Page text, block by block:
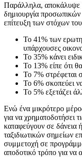
Παράλληλα, αποκάλυψε
δημιουργία
επίτευξη των στόχων
Το 41% των
υπάρχουσες
Το 35% κάνει
Το 13% είπε ότι
Το 7% στρέφεται
Το 6% σκοπεύει
Το 5% εξετάζει
Ενώ ένα μικρότερο
για να χρηματοδοτήσει
καταφεύγουν σε δάνεια
ταξιδιωτικών σημείων
συμμετοχή σε
αποδοτικό τρόπο για να